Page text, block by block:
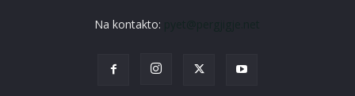
Na kontakto: